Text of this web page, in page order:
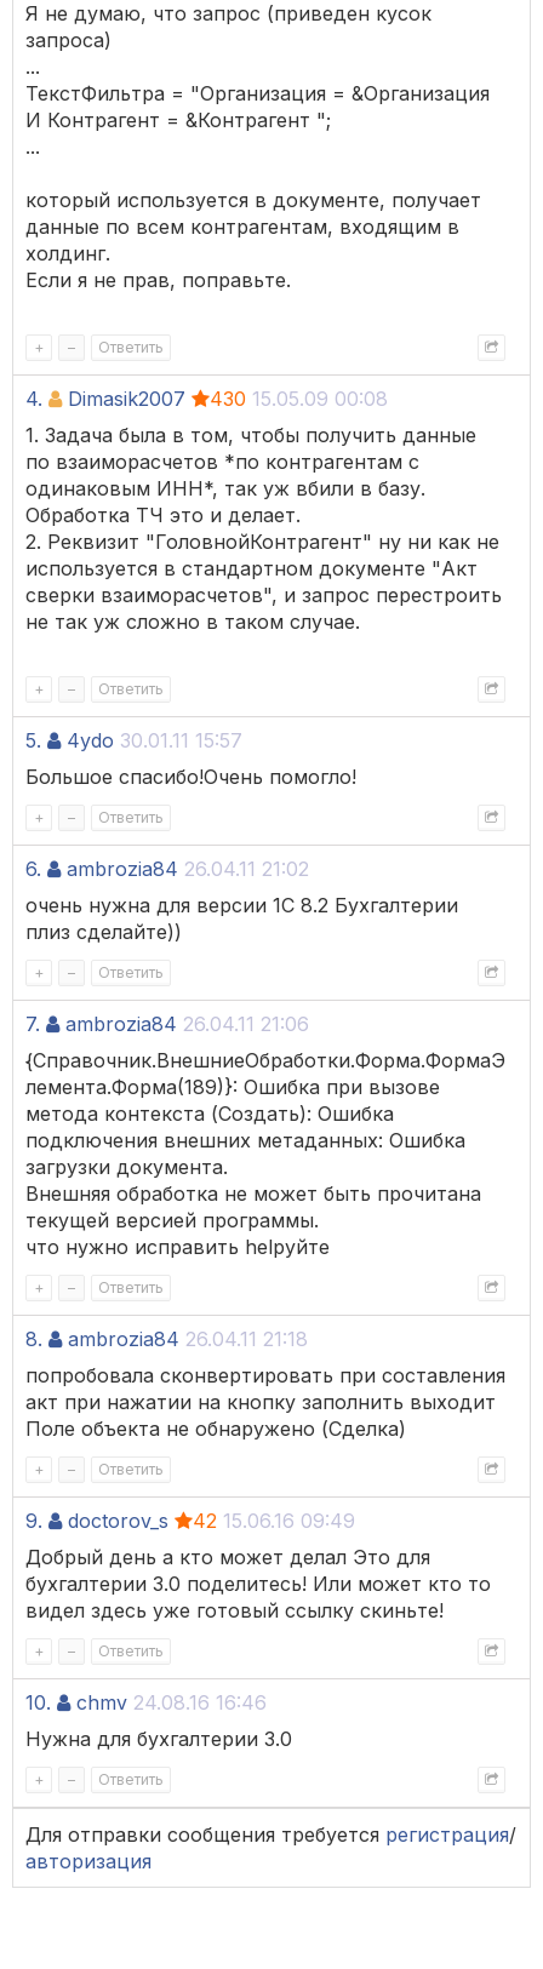
Я не думаю, что запрос (приведен кусок
запроса)
...
ТекстФильтра = "Организация = &Организация
И Контрагент = &Контрагент ";
...
который используется в документе, получает
данные по всем контрагентам, входящим в
холдинг.
Если я не прав, поправьте.
+ – Ответить
4. Dimasik2007 430 15.05.09 00:08
1. Задача была в том, чтобы получить данные
по взаиморасчетов *по контрагентам с
одинаковым ИНН*, так уж вбили в базу.
Обработка ТЧ это и делает.
2. Реквизит "ГоловнойКонтрагент" ну ни как не
используется в стандартном документе "Акт
сверки взаиморасчетов", и запрос перестроить
не так уж сложно в таком случае.
+ – Ответить
5. 4ydo 30.01.11 15:57
Большое спасибо!Очень помогло!
+ – Ответить
6. ambrozia84 26.04.11 21:02
очень нужна для версии 1С 8.2 Бухгалтерии
плиз сделайте))
+ – Ответить
7. ambrozia84 26.04.11 21:06
{Справочник.ВнешниеОбработки.Форма.ФормаЭ
лемента.Форма(189)}: Ошибка при вызове
метода контекста (Создать): Ошибка
подключения внешних метаданных: Ошибка
загрузки документа.
Внешняя обработка не может быть прочитана
текущей версией программы.
что нужно исправить helpуйте
+ – Ответить
8. ambrozia84 26.04.11 21:18
попробовала сконвертировать при составления
акт при нажатии на кнопку заполнить выходит
Поле объекта не обнаружено (Сделка)
+ – Ответить
9. doctorov_s 42 15.06.16 09:49
Добрый день а кто может делал Это для
бухгалтерии 3.0 поделитесь! Или может кто то
видел здесь уже готовый ссылку скиньте!
+ – Ответить
10. chmv 24.08.16 16:46
Нужна для бухгалтерии 3.0
+ – Ответить
Для отправки сообщения требуется регистрация/
авторизация